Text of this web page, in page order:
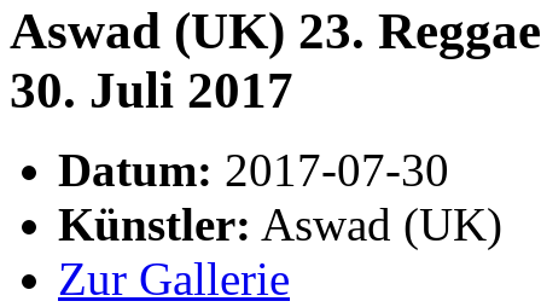
Aswad (UK) 23.
30. Juli 2017
Datum: 2017-07-30
Künstler: Aswad (UK)
Zur Gallerie